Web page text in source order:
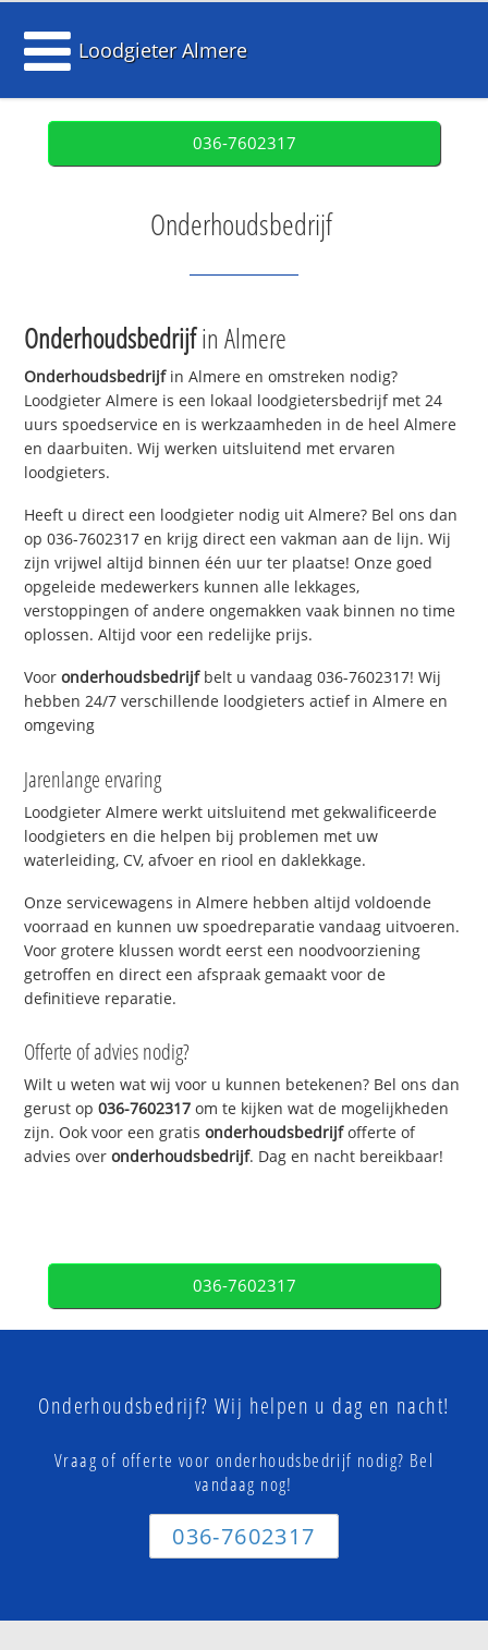
Loodgieter Almere
036-7602317
Onderhoudsbedrijf
Onderhoudsbedrijfin Almere
Onderhoudsbedrijfin Almere en omstreken nodig?
Loodgieter Almere is een lokaal loodgietersbedrijf met 24
uurs spoedservice en is werkzaamheden in de heel Almere
en daarbuiten. Wij werken uitsluitend met ervaren
loodgieters.
Heeft u direct een loodgieter nodig uit Almere? Bel ons dan
op 036-7602317 en krijg direct een vakman aan de lijn. Wij
zijn vrijwel altijd binnen één uur ter plaatse! Onze goed
opgeleide medewerkers kunnen alle lekkages,
verstoppingen of andere ongemakken vaak binnen no time
oplossen. Altijd voor een redelijke prijs.
Vooronderhoudsbedrijfbelt u vandaag 036-7602317! Wij
hebben 24/7 verschillende loodgieters actief in Almere en
omgeving
Jarenlange ervaring
Loodgieter Almere werkt uitsluitend met gekwalificeerde
loodgieters en die helpen bij problemen met uw
waterleiding, CV, afvoer en riool en daklekkage.
Onze servicewagens in Almere hebben altijd voldoende
voorraad en kunnen uw spoedreparatie vandaag uitvoeren.
Voor grotere klussen wordt eerst een noodvoorziening
getroffen en direct een afspraak gemaakt voor de
definitieve reparatie.
Offerte of advies nodig?
Wilt u weten wat wij voor u kunnen betekenen? Bel ons dan
gerust op036-7602317 om te kijken wat de mogelijkheden
zijn. Ook voor een gratisonderhoudsbedrijfofferte of
advies overonderhoudsbedrijf. Dag en nacht bereikbaar!
036-7602317
Onderhoudsbedrijf? Wij helpen u dag en nacht!
Vraag of offerte voor onderhoudsbedrijf nodig? Bel
vandaag nog!
036-7602317